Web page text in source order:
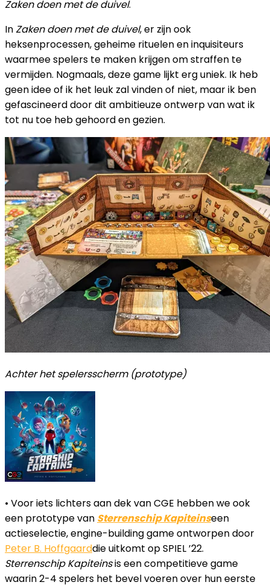
Zaken doen met de duivel.
InZaken doen met de duivel, er zijn ook
heksenprocessen, geheime rituelen en inquisiteurs
waarmee spelers te maken krijgen om straffen te
vermijden. Nogmaals, deze game lijkt erg uniek. Ik heb
geen idee of ik het leuk zal vinden of niet, maar ik ben
gefascineerd door dit ambitieuze ontwerp van wat ik
tot nu toe heb gehoord en gezien.
Achter het spelersscherm (prototype)
• Voor iets lichters aan dek van CGE hebben we ook
een prototype van Sterrenschip Kapiteinseen
actieselectie, engine-building game ontworpen door
Peter B. Hoffgaarddie uitkomt op SPIEL ’22.
Sterrenschip Kapiteinsis een competitieve game
waarin 2-4 spelers het bevel voeren over hun eerste